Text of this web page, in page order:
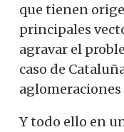
que tienen
principales
agravar el
caso de
aglomeraciones
Y todo ello en